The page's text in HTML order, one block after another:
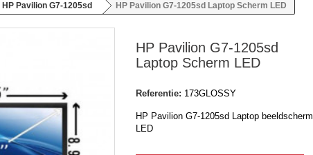
HP Pavilion G7-1205sd HP Pavilion G7-1205sd Laptop Scherm LED
HP Pavilion G7-1205sd
Laptop Scherm LED
Referentie: 173GLOSSY
HP Pavilion G7-1205sd Laptop beeldscherm
LED